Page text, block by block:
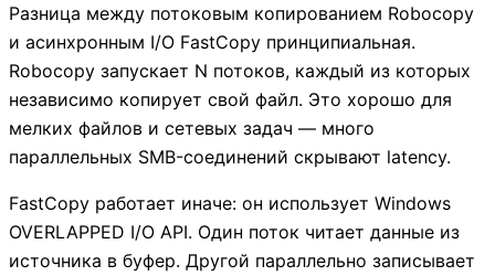
Разница между потоковым копированием Robocopy
и асинхронным I/O FastCopy принципиальная.
Robocopy запускает N потоков, каждый из которых
независимо копирует свой файл. Это хорошо для
мелких файлов и сетевых задач — много
параллельных SMB-соединений скрывают latency.
FastCopy работает иначе: он использует Windows
OVERLAPPED I/O API. Один поток читает данные из
источника в буфер. Другой параллельно записывает